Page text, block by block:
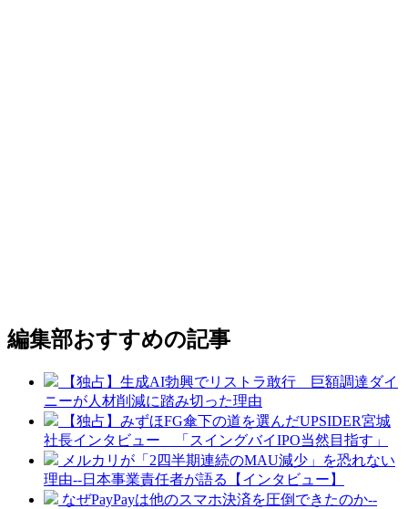
編集部おすすめの記事
【独占】生成AI勃興でリストラ敢行 巨額調達ダイ
ニーが人材削減に踏み切った理由
【独占】みずほFG傘下の道を選んだUPSIDER宮城
社長インタビュー 「スイングバイIPO当然目指す」
メルカリが「2四半期連続のMAU減少」を恐れない
理由--日本事業責任者が語る【インタビュー】
なぜPayPayは他のスマホ決済を圧倒できたのか--